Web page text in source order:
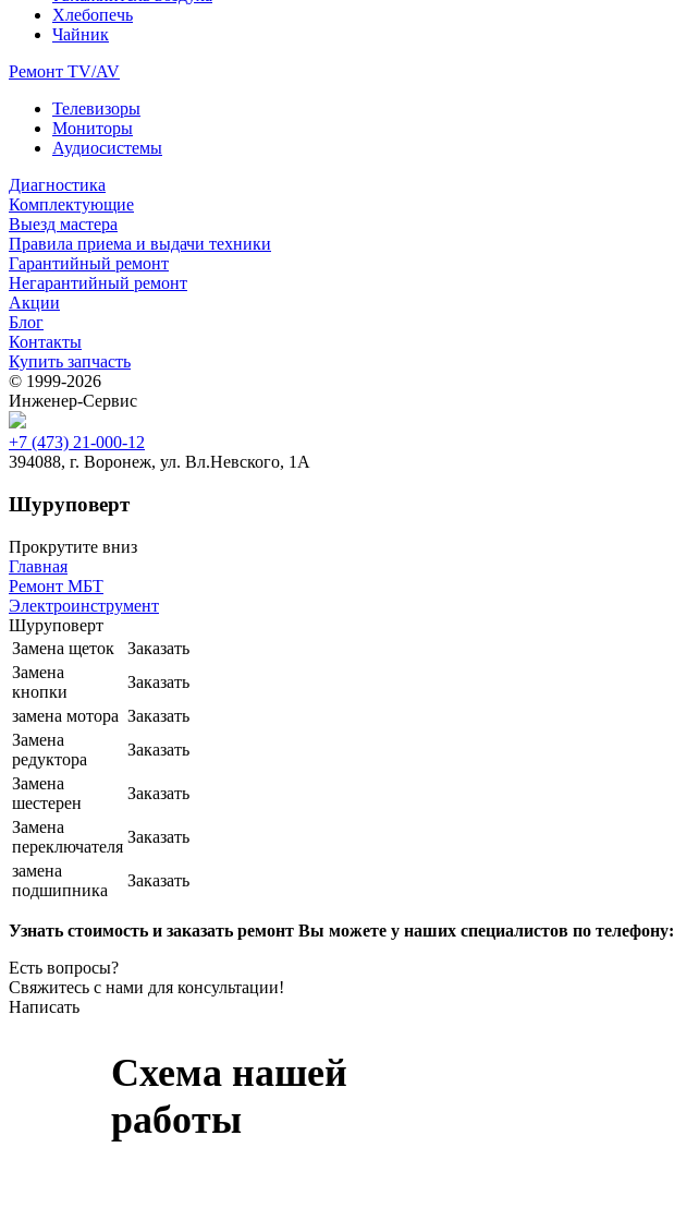
Хлебопечь
Чайник
Ремонт TV/AV
Телевизоры
Мониторы
Аудиосистемы
Диагностика
Комплектующие
Выезд мастера
Правила приема и выдачи техники
Гарантийный ремонт
Негарантийный ремонт
Акции
Блог
Контакты
Купить запчасть
© 1999‑2026
Инженер‑Сервис
+7 (473) 21-000-12
394088, г. Воронеж, ул. Вл.Невского, 1А
Шуруповерт
Прокрутите вниз
Главная
Ремонт МБТ
Электроинструмент
Шуруповерт
Замена щеток
Заказать
Замена
кнопки
Заказать
замена мотора Заказать
Замена
редуктора
Заказать
Замена
шестерен
Заказать
Замена
переключателя
Заказать
замена
подшипника
Заказать
Узнать стоимость и заказать ремонт Вы можете у наших специалистов по телефону:
Есть вопросы?
Свяжитесь с нами для консультации!
Написать
Схема нашей
работы